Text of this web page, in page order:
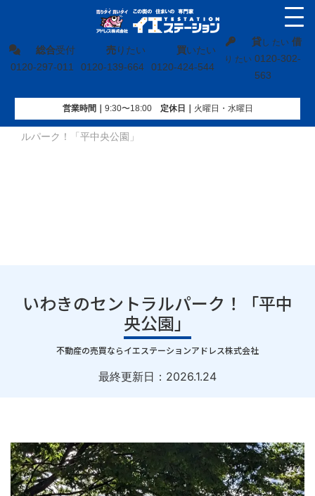
総合受付
0120-297-011
売りたい
0120-139-664
買いたい
0120-424-544
貸し たい 借
り たい 0120-302-
563
営業時間｜ 9:30〜18:00定休⽇｜ 火曜⽇・水曜⽇
イエステーション»地域ブログ»福島県»いわきのセントラ
ルパーク！「平中央公園」
いわきのセントラルパーク！「平中
央公園」
｜
不動産の売買ならイエステーションアドレス株式会社
最終更新日： 2026.1.24